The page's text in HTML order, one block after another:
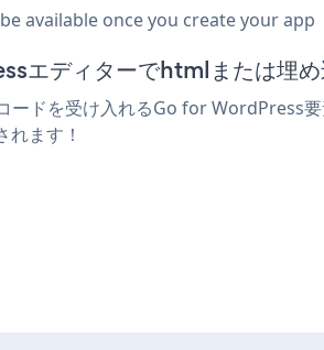
available once you create your app
エディターでhtmlまたは埋め
ードを受け入れるGo for WordPress
ます！